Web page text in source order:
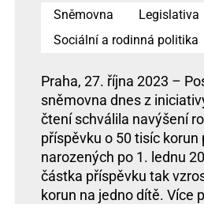
Sněmovna
Legislativa
Sociální a rodinná politika
Praha, 27. října 2023 –
sněmovna dnes z
čtení schválila navýšení
příspěvku o 50 tisíc korun
narozených po 1. lednu
částka příspěvku tak
korun na jedno dítě. Více